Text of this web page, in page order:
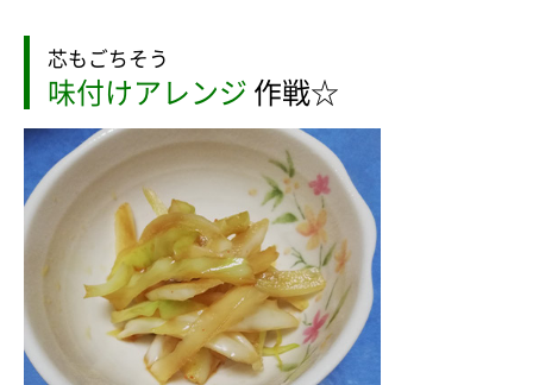
芯もごちそう
味付けアレンジ 作戦☆